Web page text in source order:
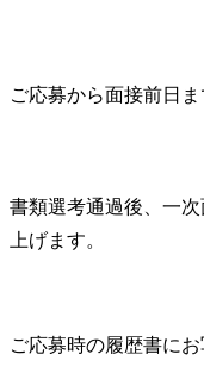
ご応募から面接前日ま
書類選考通過後、一
上げます。
ご応募時の履歴書に